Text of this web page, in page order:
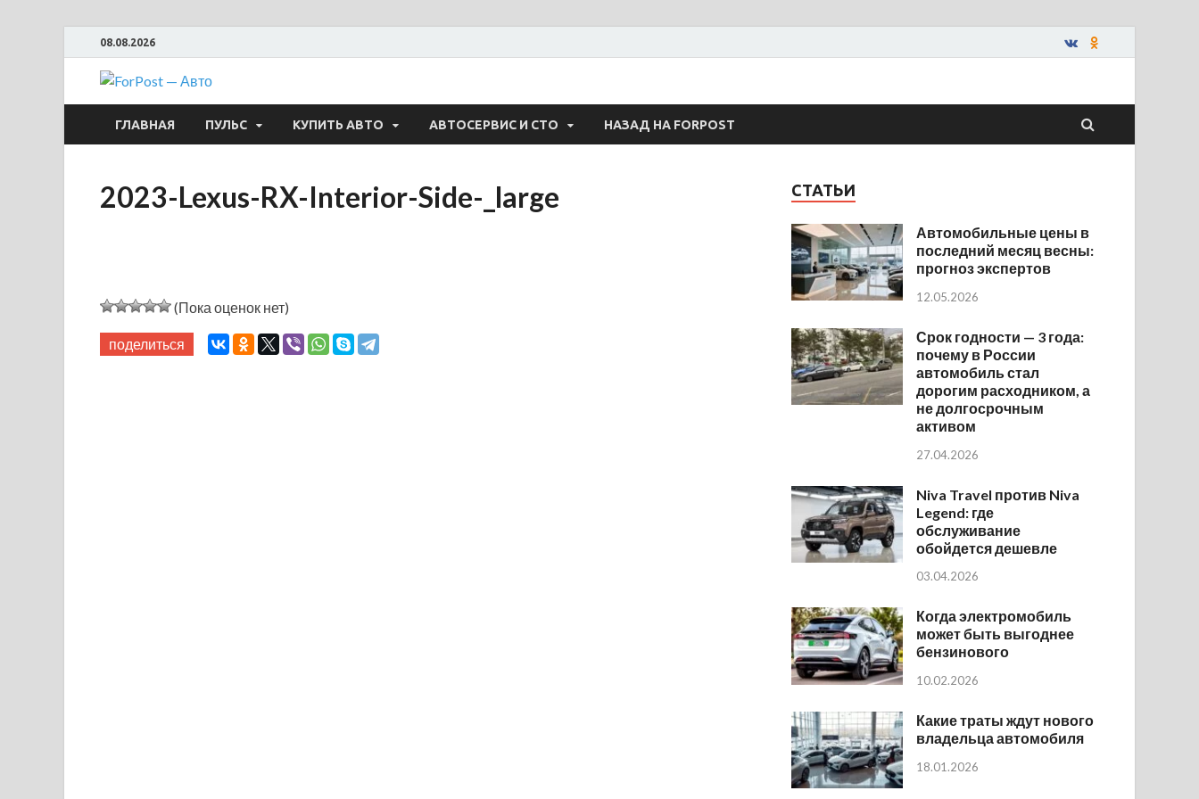
08.08.2026
ForPost — Авто
ГЛАВНАЯ ПУЛЬС КУПИТЬ АВТО АВТОСЕРВИС И СТО НАЗАД НА FORPOST
2023-Lexus-RX-Interior-Side-_large
(Пока оценок нет)
поделиться
СТАТЬИ
Автомобильные цены в
последний месяц весны:
прогноз экспертов
12.05.2026
Срок годности — 3 года:
почему в России
автомобиль стал
дорогим расходником, а
не долгосрочным
активом
27.04.2026
Niva Travel против Niva
Legend: где
обслуживание
обойдется дешевле
03.04.2026
Когда электромобиль
может быть выгоднее
бензинового
10.02.2026
Какие траты ждут нового
владельца автомобиля
18.01.2026